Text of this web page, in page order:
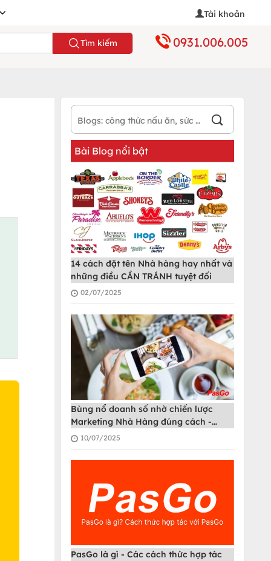
Tài khoản
Tìm kiếm 0931.006.005
Bài Blog nổi bật
14 cách đặt tên Nhà hàng hay nhất và
những điều CẦN TRÁNH tuyệt đối
02/07/2025
Bùng nổ doanh số nhờ chiến lược
Marketing Nhà Hàng đúng cách -
PasGo
10/07/2025
PasGo là gì - Các cách thức hợp tác